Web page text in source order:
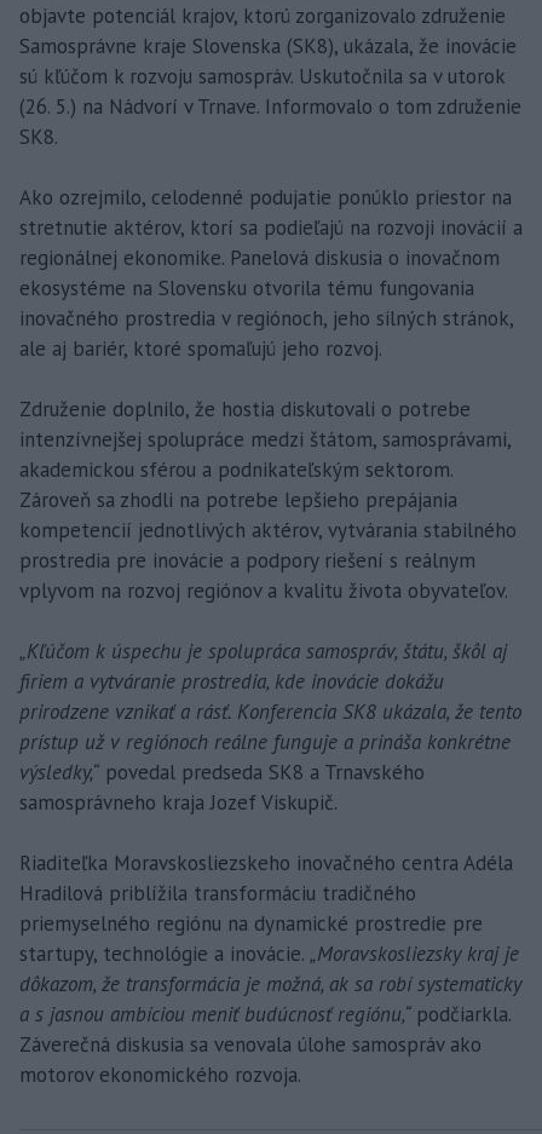
objavte potenciál krajov, ktorú zorganizovalo združenie
Samosprávne kraje Slovenska (SK8), ukázala, že inovácie
sú kľúčom k rozvoju samospráv. Uskutočnila sa v utorok
(26. 5.) na Nádvorí v Trnave. Informovalo o tom združenie
SK8.
Ako ozrejmilo, celodenné podujatie ponúklo priestor na
stretnutie aktérov, ktorí sa podieľajú na rozvoji inovácií a
regionálnej ekonomike. Panelová diskusia o inovačnom
ekosystéme na Slovensku otvorila tému fungovania
inovačného prostredia v regiónoch, jeho silných stránok,
ale aj bariér, ktoré spomaľujú jeho rozvoj.
Združenie doplnilo, že hostia diskutovali o potrebe
intenzívnejšej spolupráce medzi štátom, samosprávami,
akademickou sférou a podnikateľským sektorom.
Zároveň sa zhodli na potrebe lepšieho prepájania
kompetencií jednotlivých aktérov, vytvárania stabilného
prostredia pre inovácie a podpory riešení s reálnym
vplyvom na rozvoj regiónov a kvalitu života obyvateľov.
„Kľúčom k úspechu je spolupráca samospráv, štátu, škôl aj
firiem a vytváranie prostredia, kde inovácie dokážu
prirodzene vznikať a rásť. Konferencia SK8 ukázala, že tento
prístup už v regiónoch reálne funguje a prináša konkrétne
výsledky,“ povedal predseda SK8 a Trnavského
samosprávneho kraja Jozef Viskupič.
Riaditeľka Moravskosliezskeho inovačného centra Adéla
Hradilová priblížila transformáciu tradičného
priemyselného regiónu na dynamické prostredie pre
startupy, technológie a inovácie. „Moravskosliezsky kraj je
dôkazom, že transformácia je možná, ak sa robí systematicky
a s jasnou ambíciou meniť budúcnosť regiónu,“ podčiarkla.
Záverečná diskusia sa venovala úlohe samospráv ako
motorov ekonomického rozvoja.